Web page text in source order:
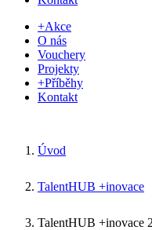
+Akce
O nás
Vouchery
Projekty
+Příběhy
Kontakt
Úvod
TalentHUB +inovace
TalentHUB +inovace